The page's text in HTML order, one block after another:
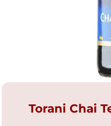
Torani Chai